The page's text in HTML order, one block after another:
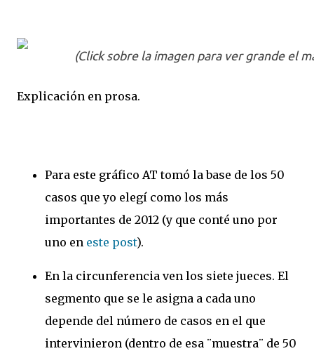
(Click sobre la imagen para ver grande el
Explicación en prosa.
Para este gráfico AT tomó la base de los 50
casos que yo elegí como los más
importantes de 2012 (y que conté uno por
uno en este post).
En la circunferencia ven los siete jueces. El
segmento que se le asigna a cada uno
depende del número de casos en el que
intervinieron (dentro de esa ¨muestra¨ de 50